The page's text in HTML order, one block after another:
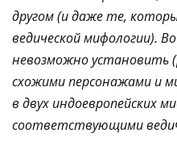
другом (и даже те,
ведической мифологии).
невозможно установить
схожими персонажами и
в двух индоевропейских
соответствующими